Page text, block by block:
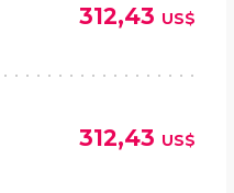
312,43 US$
312,43 US$